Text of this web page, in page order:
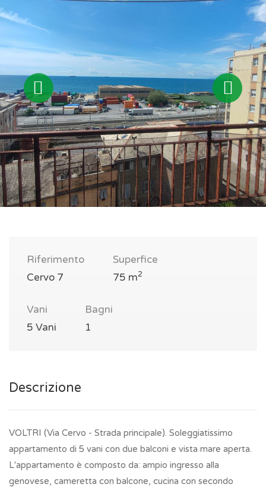
Riferimento
Cervo 7
Superfice
75 m2
Vani
5 Vani
Bagni
1
Descrizione
VOLTRI (Via Cervo - Strada principale). Soleggiatissimo
appartamento di 5 vani con due balconi e vista mare aperta.
L'appartamento è composto da: ampio ingresso alla
genovese, cameretta con balcone, cucina con secondo